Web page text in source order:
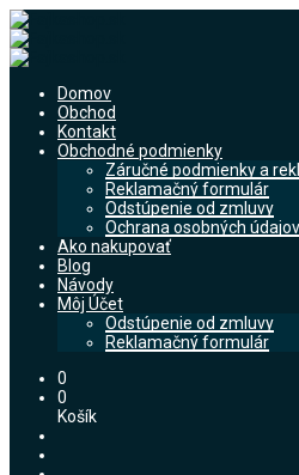
Domov
Obchod
Kontakt
Obchodné podmienky
Záručné podmienky a
Reklamačný formulár
Odstúpenie od zmluvy
Ochrana osobných údajov
Ako nakupovať
Blog
Návody
Môj Účet
Odstúpenie od zmluvy
Reklamačný formulár
0
0
Košík